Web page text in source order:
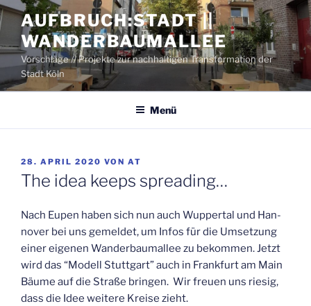
Zum
Inhalt
springen
AUFBRUCH:STADT ||
WANDERBAUMALLEE
Vorschläge // Projekte zur nachhaltigen Transformation der
Stadt Köln
Menü
VERÖFFENTLICHT
AM
28. APRIL 2020 VON AT
The idea keeps spreading…
Nach Eupen haben sich nun auch Wup­per­tal und Han­
no­ver bei uns gemel­det, um Infos für die Umset­zung
einer eige­nen Wan­der­baum­al­lee zu bekom­men. Jetzt
wird das “Modell Stutt­gart” auch in Frank­furt am Main
Bäu­me auf die Stra­ße brin­gen. Wir freu­en uns rie­sig,
dass die Idee wei­te­re Krei­se zieht.